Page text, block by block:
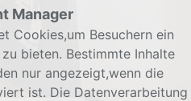
Manager
Cookies,um Besuchern ein
bieten. Bestimmte Inhalte
nur angezeigt,wenn die
ist. Die Datenverarbeitung